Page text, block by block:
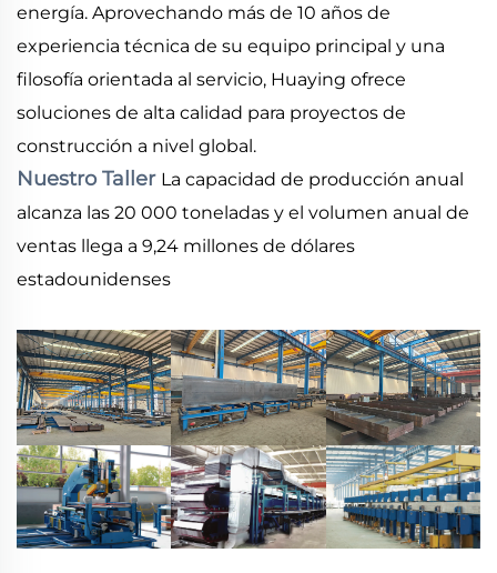
energía. Aprovechando más de 10 años de
experiencia técnica de su equipo principal y una
filosofía orientada al servicio, Huaying ofrece
soluciones de alta calidad para proyectos de
construcción a nivel global.
Nuestro Taller La capacidad de producción anual
alcanza las 20 000 toneladas y el volumen anual de
ventas llega a 9,24 millones de dólares
estadounidenses